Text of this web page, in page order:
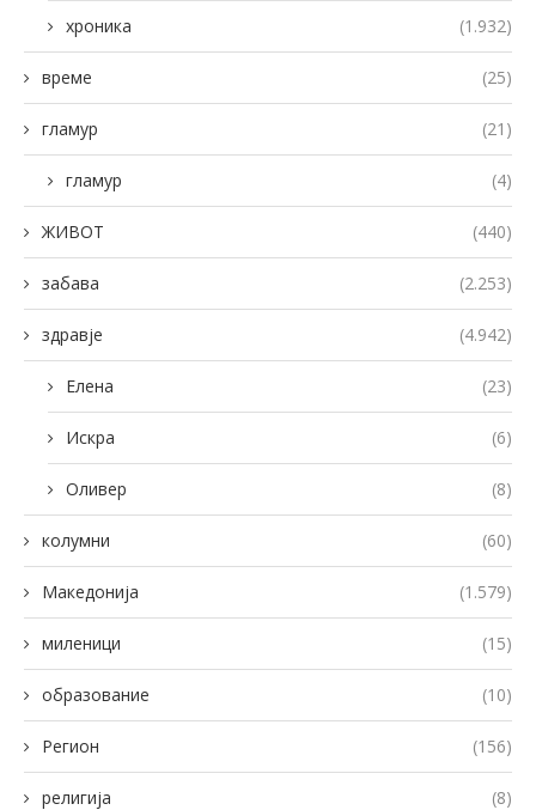
хроника (1.932)
време (25)
гламур (21)
гламур (4)
ЖИВОТ (440)
забава (2.253)
здравје (4.942)
Елена (23)
Искра (6)
Оливер (8)
колумни (60)
Македонија (1.579)
миленици (15)
образование (10)
Регион (156)
религија (8)